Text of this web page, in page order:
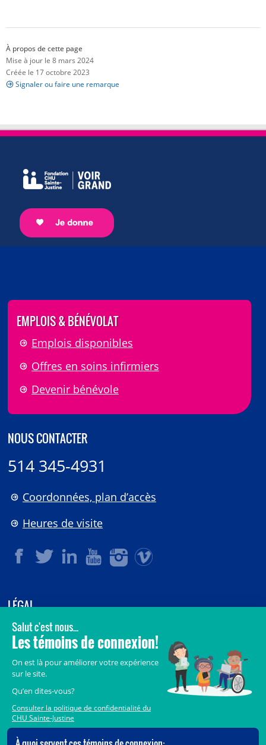
À propos de cette page
Mise à jour le 8 mars 2024
Créée le 17 octobre 2023
Signaler ou faire une remarque
EMPLOIS & BÉNÉVOLAT
Emplois disponibles
Offres en soins infirmiers
Devenir bénévole
NOUS CONTACTER
514 345-4931
Coordonnées, plan d’accès
Heures de visite
LÉGAL
© 2006-2026CHU Sainte-Justine.
Tous droits réservés.
Crédits
Accès aux documents des organismes publics